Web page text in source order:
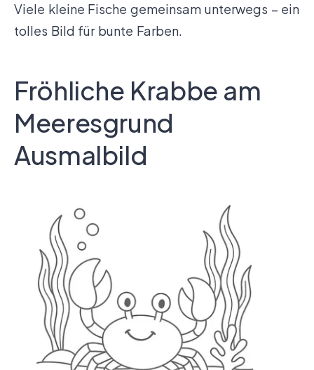
Viele kleine Fische gemeinsam unterwegs – ein
tolles Bild für bunte Farben.
Fröhliche Krabbe am
Meeresgrund
Ausmalbild